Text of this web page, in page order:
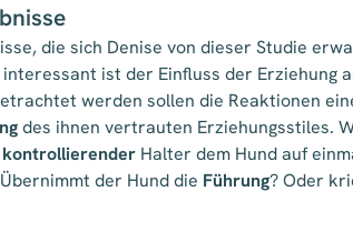
die sich Denise von dieser Studie
ist der Einfluss der Erziehung
werden sollen die Reaktionen
des ihnen vertrauten Erziehungsstiles.
kontrollierender Halter dem Hund auf
der Hund die Führung? Oder